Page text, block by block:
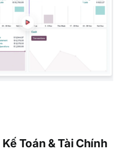
Toán & Tài Chính